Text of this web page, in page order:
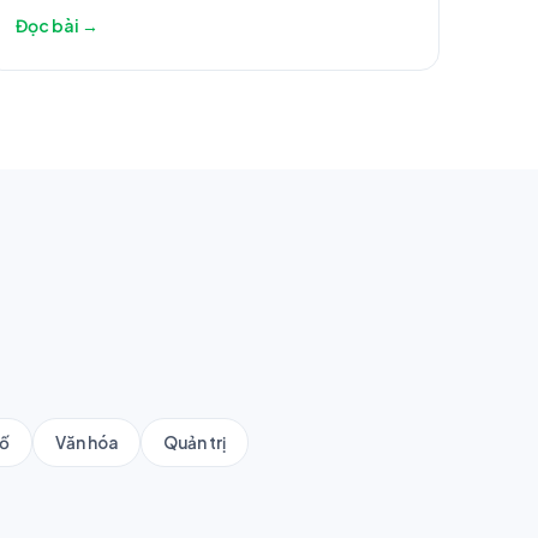
Đọc bài →
Văn hóa Quản trị